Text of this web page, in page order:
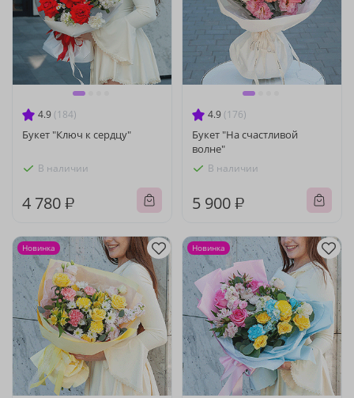
4.9 (184)
Букет "Ключ к сердцу"
В наличии
4 780 ₽
4.9 (176)
Букет "На счастливой
волне"
В наличии
5 900 ₽
Новинка Новинка